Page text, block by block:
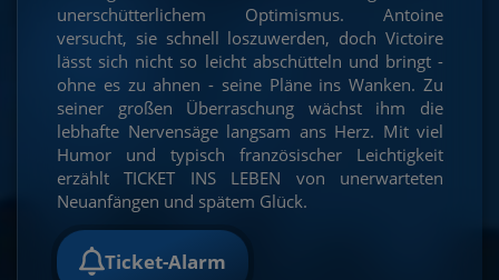
unerschütterlichem Optimismus. Antoine
versucht, sie schnell loszuwerden, doch Victoire
lässt sich nicht so leicht abschütteln und bringt -
ohne es zu ahnen - seine Pläne ins Wanken. Zu
seiner großen Überraschung wächst ihm die
lebhafte Nervensäge langsam ans Herz. Mit viel
Humor und typisch französischer Leichtigkeit
erzählt TICKET INS LEBEN von unerwarteten
Neuanfängen und spätem Glück.
Ticket-Alarm